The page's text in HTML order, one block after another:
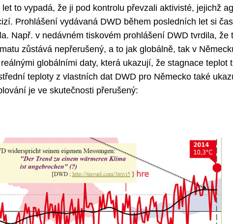
to vypadá, že ji pod kontrolu převzali aktivisté, jejichž
Prohlášení vydávaná DWD během posledních let si
Např. v nedávném tiskovém prohlášení DWD tvrdila, že
zůstává nepřerušený, a to jak globálně, tak v
globálními daty, která ukazují, že stagnace teplot
teploty z vlastních dat DWD pro Německo také
je ve skutečnosti přerušený: